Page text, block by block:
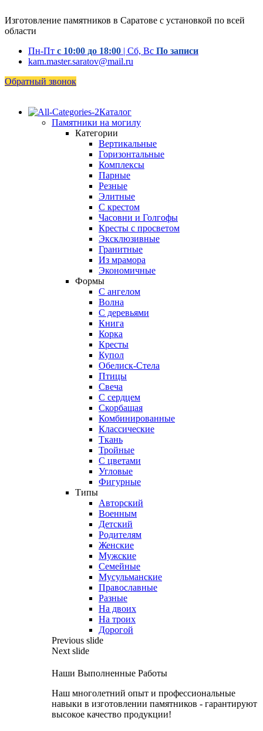
Изготовление памятников в Саратове с установкой по всей
области
Пн-Пт с 10:00 до 18:00 | Сб, Вс По записи
kam.master.saratov@mail.ru
Обратный звонок
Каталог
Памятники на могилу
Категории
Вертикальные
Горизонтальные
Комплексы
Парные
Резные
Элитные
С крестом
Часовни и Голгофы
Кресты с просветом
Эксклюзивные
Гранитные
Из мрамора
Экономичные
Формы
С ангелом
Волна
С деревьями
Книга
Корка
Кресты
Купол
Обелиск-Стела
Птицы
Свеча
С сердцем
Скорбащая
Комбинированные
Классические
Ткань
Тройные
С цветами
Угловые
Фигурные
Типы
Авторский
Военным
Детский
Родителям
Женские
Мужские
Семейные
Мусульманские
Православные
Разные
На двоих
На троих
Дорогой
Previous slide
Next slide
Наши Выполненные Работы
Наш многолетний опыт и профессиональные
навыки в изготовлении памятников - гарантируют
высокое качество продукции!